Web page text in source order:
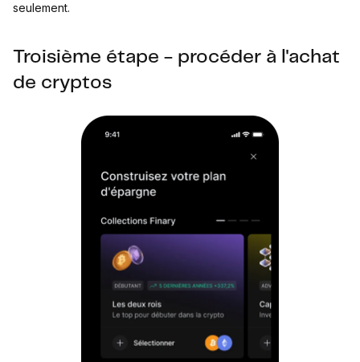
seulement.
Troisième étape - procéder à l'achat
de cryptos